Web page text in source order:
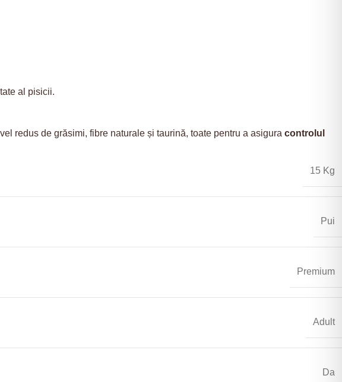
al pisicii.
redus de grăsimi, fibre naturale și taurină, toate pentru a asigura controlul
15 Kg
Pui
Premium
Adult
Da